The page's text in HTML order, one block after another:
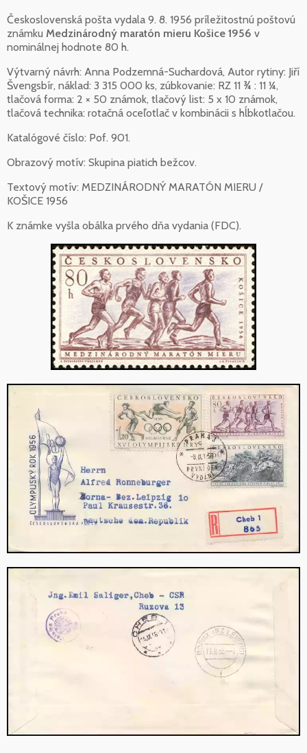
Československá pošta vydala 9. 8. 1956 príležitostnú poštovú
známku Medzinárodný maratón mieru Košice 1956 v
nominálnej hodnote 80 h.
Výtvarný návrh: Anna Podzemná-Suchardová, Autor rytiny: Jiří
Švengsbír, náklad: 3 315 000 ks, zúbkovanie: RZ 11 ¾ : 11 ¼,
tlačová forma: 2 × 50 známok, tlačový list: 5 x 10 známok,
tlačová technika: rotačná oceľotlač v kombinácii s hĺbkotlačou.
Katalógové číslo: Pof. 901.
Obrazový motív: Skupina piatich bežcov.
Textový motív: MEDZINÁRODNÝ MARATÓN MIERU /
KOŠICE 1956
K známke vyšla obálka prvého dňa vydania (FDC).